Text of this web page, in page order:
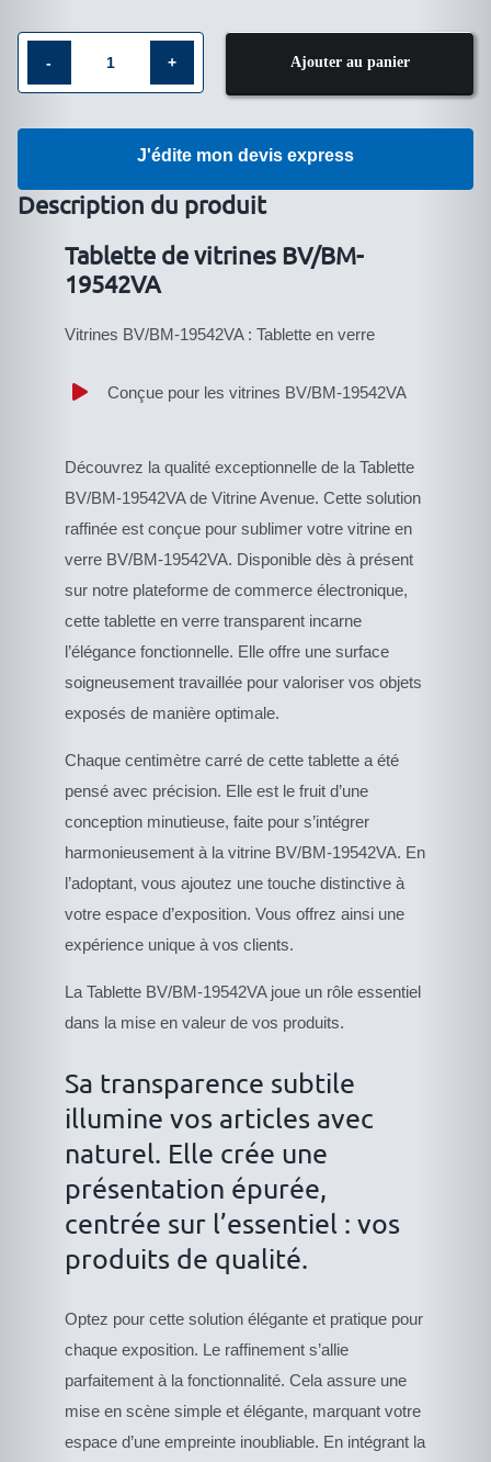
vitrines
19542VA
Ajouter au panier
J'édite mon devis express
Description du produit
Tablette de vitrines BV/BM-
19542VA
Vitrines BV/BM-19542VA : Tablette en verre
Conçue pour les vitrines BV/BM-19542VA
Découvrez la qualité exceptionnelle de la Tablette
BV/BM-19542VA de Vitrine Avenue. Cette solution
raffinée est conçue pour sublimer votre vitrine en
verre BV/BM-19542VA. Disponible dès à présent
sur notre plateforme de commerce électronique,
cette tablette en verre transparent incarne
l’élégance fonctionnelle. Elle offre une surface
soigneusement travaillée pour valoriser vos objets
exposés de manière optimale.
Chaque centimètre carré de cette tablette a été
pensé avec précision. Elle est le fruit d’une
conception minutieuse, faite pour s’intégrer
harmonieusement à la vitrine BV/BM-19542VA. En
l’adoptant, vous ajoutez une touche distinctive à
votre espace d’exposition. Vous offrez ainsi une
expérience unique à vos clients.
La Tablette BV/BM-19542VA joue un rôle essentiel
dans la mise en valeur de vos produits.
Sa transparence subtile
illumine vos articles avec
naturel. Elle crée une
présentation épurée,
centrée sur l’essentiel : vos
produits de qualité.
Optez pour cette solution élégante et pratique pour
chaque exposition. Le raffinement s’allie
parfaitement à la fonctionnalité. Cela assure une
mise en scène simple et élégante, marquant votre
espace d’une empreinte inoubliable. En intégrant la